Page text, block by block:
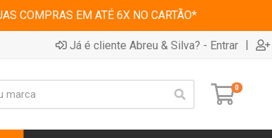
COMPRAS EM ATÉ 6X NO CARTÃO*
Já é cliente Abreu & Silva? - Entrar |
0